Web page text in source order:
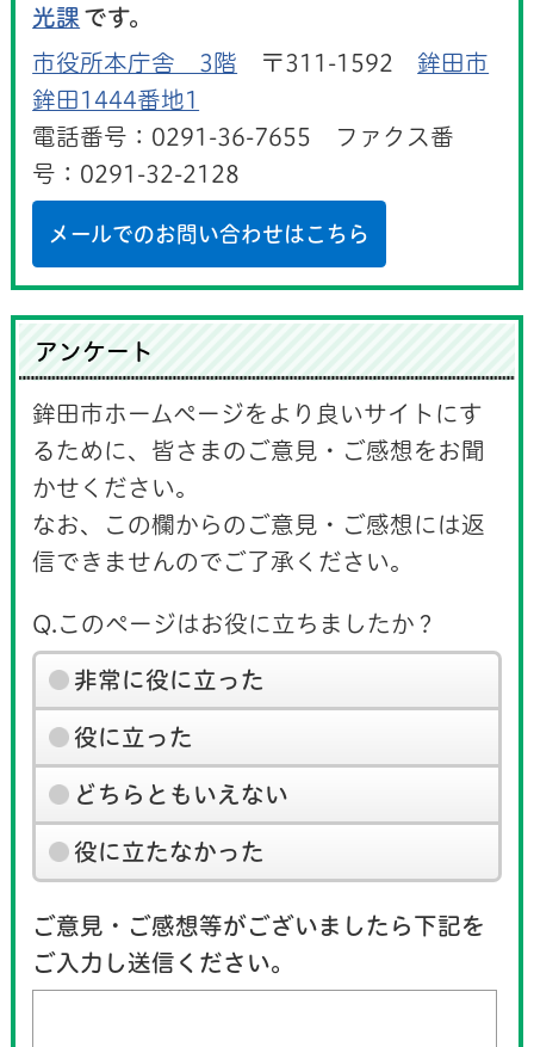
光課 です。
市役所本庁舎 3階 〒311-1592 鉾田市
鉾田1444番地1
電話番号：0291-36-7655 ファクス番
号：0291-32-2128
メールでのお問い合わせはこちら
アンケート
鉾田市ホームページをより良いサイトにす
るために、皆さまのご意見・ご感想をお聞
かせください。
なお、この欄からのご意見・ご感想には返
信できませんのでご了承ください。
Q.このページはお役に立ちましたか？
非常に役に立った
役に立った
どちらともいえない
役に立たなかった
ご意見・ご感想等がございましたら下記を
ご入力し送信ください。